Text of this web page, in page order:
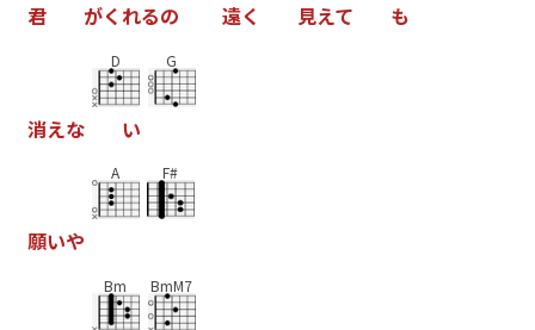
君 がく れるの 遠く 見えて も
消えな
D
い
G
願いや
A F#
Bm BmM7